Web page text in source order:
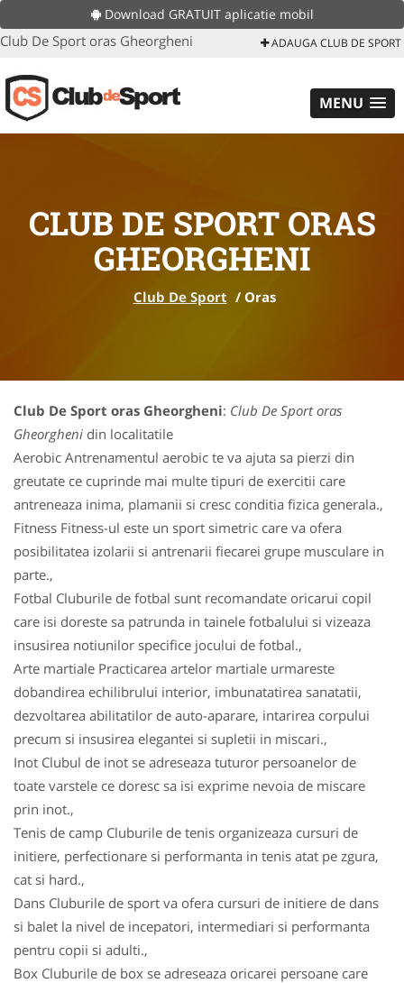
Download GRATUIT aplicatie mobil
Club De Sport oras Gheorgheni ADAUGA CLUB DE SPORT
MENU
CLUB DE SPORT ORAS
GHEORGHENI
Club De Sport / Oras
Club De Sport oras Gheorgheni: Club De Sport oras
Gheorgheni din localitatile
Aerobic Antrenamentul aerobic te va ajuta sa pierzi din
greutate ce cuprinde mai multe tipuri de exercitii care
antreneaza inima, plamanii si cresc conditia fizica generala.,
Fitness Fitness-ul este un sport simetric care va ofera
posibilitatea izolarii si antrenarii fiecarei grupe musculare in
parte.,
Fotbal Cluburile de fotbal sunt recomandate oricarui copil
care isi doreste sa patrunda in tainele fotbalului si vizeaza
insusirea notiunilor specifice jocului de fotbal.,
Arte martiale Practicarea artelor martiale urmareste
dobandirea echilibrului interior, imbunatatirea sanatatii,
dezvoltarea abilitatilor de auto-aparare, intarirea corpului
precum si insusirea elegantei si supletii in miscari.,
Inot Clubul de inot se adreseaza tuturor persoanelor de
toate varstele ce doresc sa isi exprime nevoia de miscare
prin inot.,
Tenis de camp Cluburile de tenis organizeaza cursuri de
initiere, perfectionare si performanta in tenis atat pe zgura,
cat si hard.,
Dans Cluburile de sport va ofera cursuri de initiere de dans
si balet la nivel de incepatori, intermediari si performanta
pentru copii si adulti.,
Box Cluburile de box se adreseaza oricarei persoane care